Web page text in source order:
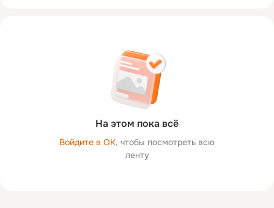
На этом пока всё
Войдите в ОК, чтобы посмотреть всю
ленту